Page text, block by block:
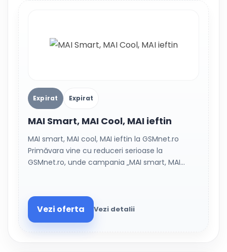
Expirat Expirat
MAI Smart, MAI Cool, MAI ieftin
MAI smart, MAI cool, MAI ieftin la GSMnet.ro
Primăvara vine cu reduceri serioase la
GSMnet.ro, unde campania „MAI smart, MAI…
Vezi oferta Vezi detalii